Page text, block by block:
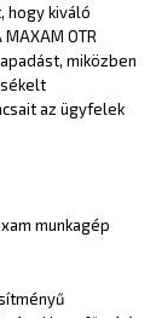
hogy kiváló
OTR
miközben
az ügyfelek
munkagép